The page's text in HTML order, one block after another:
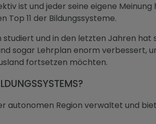
ist und jeder seine eigene
Top 11 der Bildungssysteme.
und in den letzten Jahren hat
sogar Lehrplan enorm verbessert,
fortsetzen möchten.
autonomen Region verwaltet und